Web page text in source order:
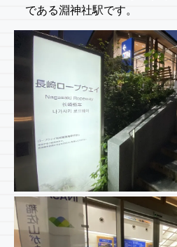
である淵神社駅です。